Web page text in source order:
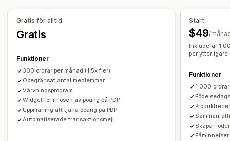
Provision
Tidig åtkomst
Medlemsförmåner
Produktgrupper
Förfrågningar via e-post
Import och export
Migrering av recensioner Syndikering av recensioner
Automatiseringar Anpassade förfrågningar
Gratis för alltid
Gratis
Funktioner
300 ordrar per månad (1,5x fler)
Obegränsat antal medlemmar
Värvningsprogram
Widget för inlösen av poäng på PDP
Uppmaning att tjäna poäng på PDP
Automatiserade transaktionsmejl
Start
$49/
Inkluderar 1
per ytterligare
Funktioner
1 000
Skapa
Påminnelser